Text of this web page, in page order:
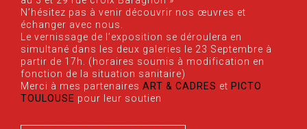
N’hésitez pas à venir découvrir nos œuvres et
échanger avec nous.
Le vernissage de l’exposition se déroulera en
simultané dans les deux galeries le 23 Septembre à
partir de 17h. (horaires soumis à modification en
fonction de la situation sanitaire)
Merci à mes partenaires ART & CADRES et PICTO
TOULOUSE pour leur soutien